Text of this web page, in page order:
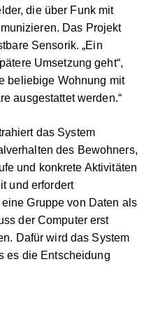
die über Funk mit
Das Projekt
Sensorik. „Ein
Umsetzung geht“,
beliebige Wohnung mit
ausgestattet werden.“
das System
des Bewohners,
und konkrete Aktivitäten
und erfordert
Gruppe von Daten als
der Computer erst
Dafür wird das System
es die Entscheidung